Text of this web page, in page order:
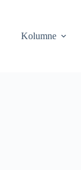
Kolumne